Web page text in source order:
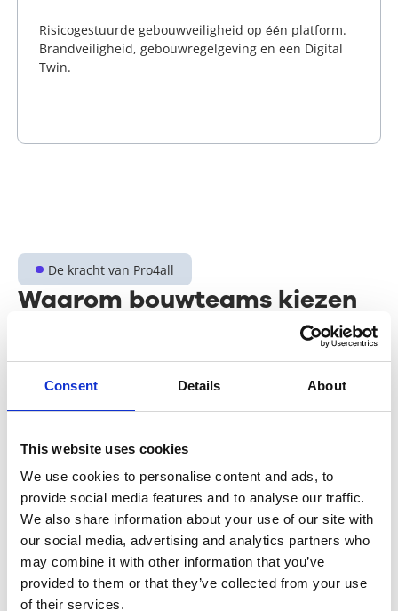
Consent Details About
This website uses cookies
We use cookies to personalise content and ads, to
provide social media features and to analyse our traffic.
We also share information about your use of our site with
our social media, advertising and analytics partners who
may combine it with other information that you’ve
provided to them or that they’ve collected from your use
of their services.
Risicogestuurde gebouwveiligheid op één platform.
Brandveiligheid, gebouwregelgeving en een Digital
Twin.
De kracht van Pro4all
Waarom bouwteams kiezen
Documenten, kwaliteit en veiligheid in één verbonden
softwarefamilie.
Lagere faalkosten
Tot wel 12% van een bouwbudget gaat verloren aan
herstelwerk, waarvan meer dan de helft door slechte
communicatie. Gekoppelde informatie vermindert dat.